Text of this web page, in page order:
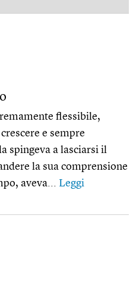
flessibile,
e sempre
spingeva a lasciarsi il
la sua comprensione
aveva... Leggi